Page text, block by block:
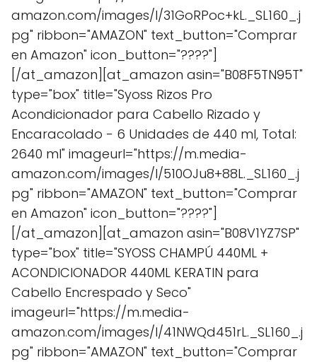
amazon.com/images/I/31GoRPoc+kL._SL160_.j
pg" ribbon="AMAZON" text_button="Comprar
en Amazon" icon_button="????"]
[/at_amazon][at_amazon asin="B08F5TN95T"
type="box" title="Syoss Rizos Pro
Acondicionador para Cabello Rizado y
Encaracolado - 6 Unidades de 440 ml, Total:
2640 ml" imageurl="https://m.media-
amazon.com/images/I/510OJu8+88L._SL160_.j
pg" ribbon="AMAZON" text_button="Comprar
en Amazon" icon_button="????"]
[/at_amazon][at_amazon asin="B08V1YZ7SP"
type="box" title="SYOSS CHAMPÚ 440ML +
ACONDICIONADOR 440ML KERATIN para
Cabello Encrespado y Seco"
imageurl="https://m.media-
amazon.com/images/I/41NWQd451rL._SL160_.j
pg" ribbon="AMAZON" text_button="Comprar